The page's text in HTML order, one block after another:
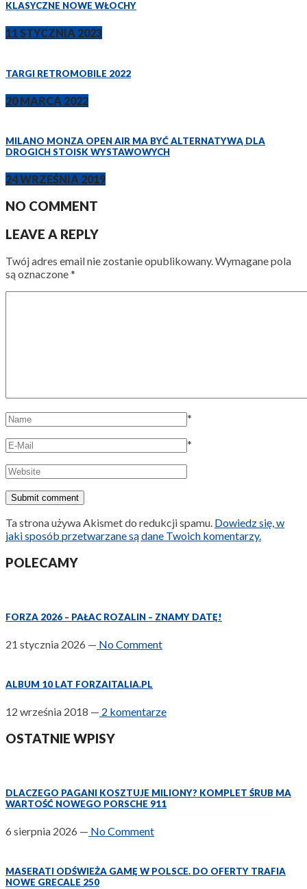
KLASYCZNE NOWE WŁOCHY
11 STYCZNIA 2023
TARGI RETROMOBILE 2022
20 MARCA 2022
MILANO MONZA OPEN AIR MA BYĆ ALTERNATYWĄ DLA
DROGICH STOISK WYSTAWOWYCH
24 WRZEŚNIA 2019
NO COMMENT
LEAVE A REPLY
Twój adres email nie zostanie opublikowany.Wymagane pola
są oznaczone*
*
*
Ta strona używa Akismet do redukcji spamu. Dowiedz się, w
jaki sposób przetwarzane są dane Twoich komentarzy.
POLECAMY
FORZA 2026 – PAŁAC ROZALIN – ZNAMY DATĘ!
21 stycznia 2026 — No Comment
ALBUM 10 LAT FORZAITALIA.PL
12 września 2018 — 2 komentarze
OSTATNIE WPISY
DLACZEGO PAGANI KOSZTUJE MILIONY? KOMPLET ŚRUB MA
WARTOŚĆ NOWEGO PORSCHE 911
6 sierpnia 2026 — No Comment
MASERATI ODŚWIEŻA GAMĘ W POLSCE. DO OFERTY TRAFIA
NOWE GRECALE 250